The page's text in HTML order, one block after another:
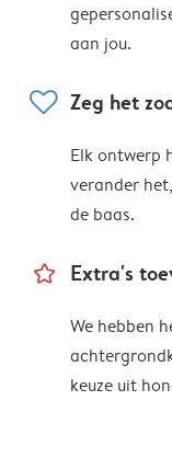
aan jou.
heart Zeg het
Elk ontwerp
verander
de baas.
star_outline Extra's
We hebben
keuze uit